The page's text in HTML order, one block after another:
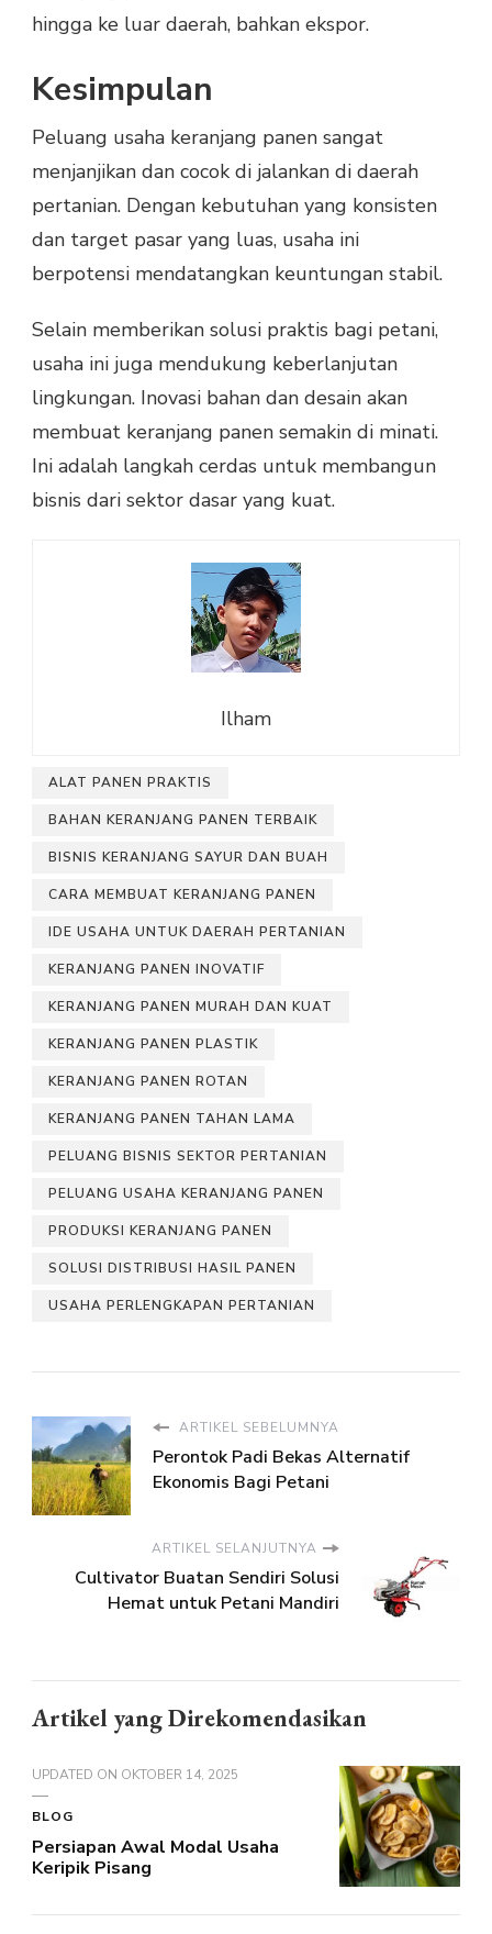
hingga ke luar daerah, bahkan ekspor.
Kesimpulan
Peluang usaha keranjang panen sangat
menjanjikan dan cocok di jalankan di daerah
pertanian. Dengan kebutuhan yang konsisten
dan target pasar yang luas, usaha ini
berpotensi mendatangkan keuntungan stabil.
Selain memberikan solusi praktis bagi petani,
usaha ini juga mendukung keberlanjutan
lingkungan. Inovasi bahan dan desain akan
membuat keranjang panen semakin di minati.
Ini adalah langkah cerdas untuk membangun
bisnis dari sektor dasar yang kuat.
Ilham
ALAT PANEN PRAKTIS
BAHAN KERANJANG PANEN TERBAIK
BISNIS KERANJANG SAYUR DAN BUAH
CARA MEMBUAT KERANJANG PANEN
IDE USAHA UNTUK DAERAH PERTANIAN
KERANJANG PANEN INOVATIF
KERANJANG PANEN MURAH DAN KUAT
KERANJANG PANEN PLASTIK
KERANJANG PANEN ROTAN
KERANJANG PANEN TAHAN LAMA
PELUANG BISNIS SEKTOR PERTANIAN
PELUANG USAHA KERANJANG PANEN
PRODUKSI KERANJANG PANEN
SOLUSI DISTRIBUSI HASIL PANEN
USAHA PERLENGKAPAN PERTANIAN
ARTIKEL SEBELUMNYA
Perontok Padi Bekas Alternatif
Ekonomis Bagi Petani
ARTIKEL SELANJUTNYA
Cultivator Buatan Sendiri Solusi
Hemat untuk Petani Mandiri
Artikel yang Direkomendasikan
UPDATED ON OKTOBER 14, 2025
BLOG
Persiapan Awal Modal Usaha
Keripik Pisang